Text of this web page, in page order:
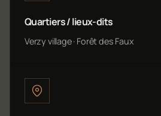
Quartiers / lieux-dits
Verzy village · Forêt des Faux